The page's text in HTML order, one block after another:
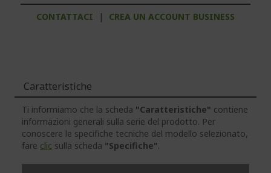
CONTATTACI | CREA UN ACCOUNT BUSINESS
Caratteristiche
Ti informiamo che la scheda "Caratteristiche" contiene
informazioni generali sulla serie del prodotto. Per
conoscere le specifiche tecniche del modello selezionato,
fare clic sulla scheda "Specifiche".